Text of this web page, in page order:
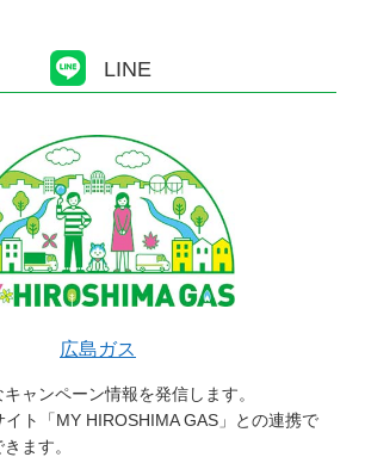
LINE
広島ガス
ャンペーン情報を発信します。
イト「MY HIROSHIMA GAS」との連携で
ます。